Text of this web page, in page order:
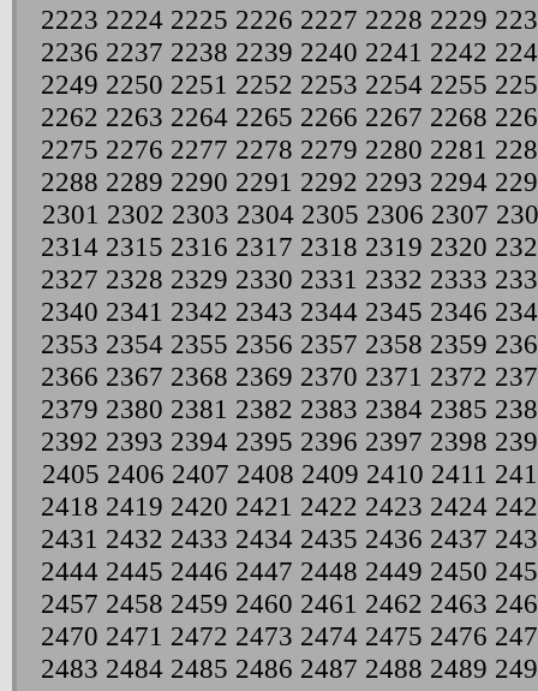
2223 2224 2225 2226 2227 2228 2229
2236 2237 2238 2239 2240 2241 2242
2249 2250 2251 2252 2253 2254 2255
2262 2263 2264 2265 2266 2267 2268
2275 2276 2277 2278 2279 2280 2281
2288 2289 2290 2291 2292 2293 2294
2301 2302 2303 2304 2305 2306 2307
2314 2315 2316 2317 2318 2319 2320
2327 2328 2329 2330 2331 2332 2333
2340 2341 2342 2343 2344 2345 2346
2353 2354 2355 2356 2357 2358 2359
2366 2367 2368 2369 2370 2371 2372
2379 2380 2381 2382 2383 2384 2385
2392 2393 2394 2395 2396 2397 2398
2405 2406 2407 2408 2409 2410 2411
2418 2419 2420 2421 2422 2423 2424
2431 2432 2433 2434 2435 2436 2437
2444 2445 2446 2447 2448 2449 2450
2457 2458 2459 2460 2461 2462 2463
2470 2471 2472 2473 2474 2475 2476
2483 2484 2485 2486 2487 2488 2489